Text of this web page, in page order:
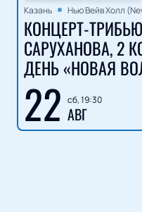
Казань
Нью Вейв Холл
КОНЦЕРТ-
САРУХАНОВА, 2
ДЕНЬ «НОВАЯ
22 сб, 19:30
АВГ